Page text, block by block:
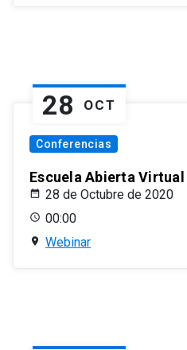
28 OCT
Conferencias
Escuela Abierta
28 de Octubre de 2020
00:00
Webinar